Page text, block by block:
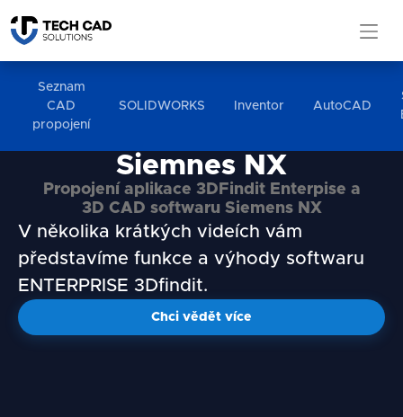
Seznam
CAD
propojení
SOLIDWORKS Inventor AutoCAD
Siemnes NX
Propojení aplikace 3DFindit Enterpise a
3D CAD softwaru Siemens NX
V několika krátkých videích vám
představíme funkce a výhody softwaru
ENTERPRISE 3Dfindit.
Chci vědět více